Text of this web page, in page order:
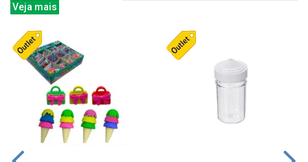
Veja mais